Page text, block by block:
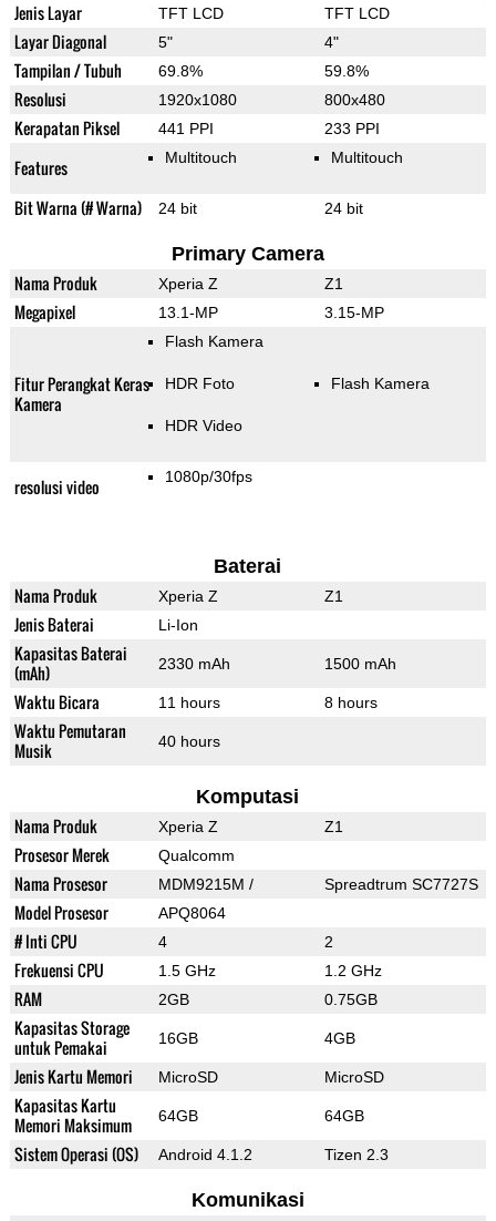
Jenis Layar TFT LCD TFT LCD
Layar Diagonal 5" 4"
Tampilan / Tubuh 69.8% 59.8%
Resolusi 1920x1080 800x480
Kerapatan Piksel 441 PPI 233 PPI
Features Multitouch Multitouch
Bit Warna (# Warna) 24 bit 24 bit
Primary Camera
Nama Produk Xperia Z Z1
Megapixel 13.1-MP 3.15-MP
Fitur Perangkat Keras
Kamera
Flash Kamera
HDR Foto
HDR Video
Flash Kamera
resolusi video 1080p/30fps
Baterai
Nama Produk Xperia Z Z1
Jenis Baterai Li-Ion
Kapasitas Baterai
(mAh)
2330 mAh 1500 mAh
Waktu Bicara 11 hours 8 hours
Waktu Pemutaran
Musik
40 hours
Komputasi
Nama Produk Xperia Z Z1
Prosesor Merek Qualcomm
Nama Prosesor MDM9215M / Spreadtrum SC7727S
Model Prosesor APQ8064
# Inti CPU 4 2
Frekuensi CPU 1.5 GHz 1.2 GHz
RAM 2GB 0.75GB
Kapasitas Storage
untuk Pemakai
16GB 4GB
Jenis Kartu Memori MicroSD MicroSD
Kapasitas Kartu
Memori Maksimum
64GB 64GB
Sistem Operasi (OS) Android 4.1.2 Tizen 2.3
Komunikasi